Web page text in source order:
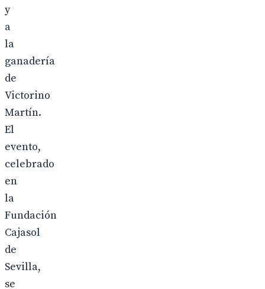
y
a
la
ganadería
de
Victorino
Martín.
El
evento,
celebrado
en
la
Fundación
Cajasol
de
Sevilla,
se